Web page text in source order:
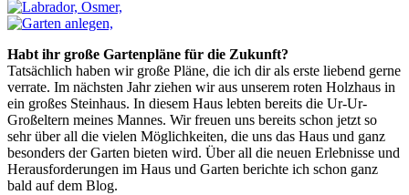
Habt ihr große Gartenpläne für die Zukunft?
Tatsächlich haben wir große Pläne, die ich dir als erste liebend gerne
verrate. Im nächsten Jahr ziehen wir aus unserem roten Holzhaus in
ein großes Steinhaus. In diesem Haus lebten bereits die Ur-Ur-
Großeltern meines Mannes. Wir freuen uns bereits schon jetzt so
sehr über all die vielen Möglichkeiten, die uns das Haus und ganz
besonders der Garten bieten wird. Über all die neuen Erlebnisse und
Herausforderungen im Haus und Garten berichte ich schon ganz
bald auf dem Blog.